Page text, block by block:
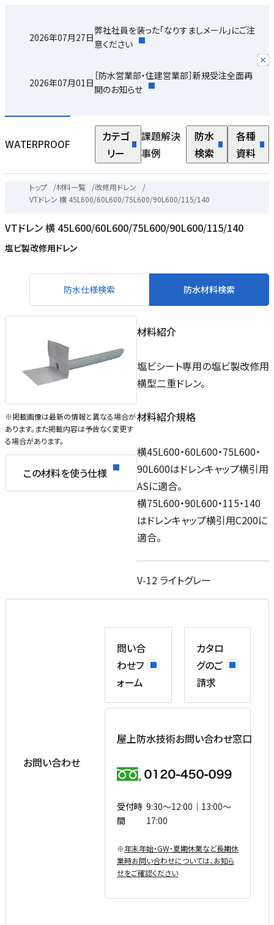
2026年07月27日
弊社社員を装った「なりすましメール」にご注
意ください
2026年07月01日
［防水営業部・住建営業部］新規受注全面再
開のお知らせ
WATERPROOF
カテゴ
リー
課題解決
事例
防水
検索
各種
資料
トップ /材料一覧 /改修用ドレン
/
VTドレン 横 45L600/60L600/75L600/90L600/115/140
VTドレン 横 45L600/60L600/75L600/90L600/115/140
塩ビ製改修用ドレン
防水仕様検索 防水材料検索
※掲載画像は最新の情報と異なる場合が
あります。また掲載内容は予告なく変更す
る場合があります。
この材料を使う仕様
材料紹介
塩ビシート専用の塩ビ製改修用
横型二重ドレン。
材料紹介規格
横45L600・60L600・75L600・
90L600はドレンキャップ横引用
ASに適合。
横75L600・90L600・115・140
はドレンキャップ横引用C200に
適合。
V-12 ライトグレー
お問い合わせ
問い合
わせフ
ォーム
カタロ
グのご
請求
屋上防水技術お問い合わせ窓口
受付時
間
9:30〜12:00｜13:00〜
17:00
※年末年始・GW・夏期休業など⻑期休
業時お問い合わせについては、お知ら
せをご確認ください